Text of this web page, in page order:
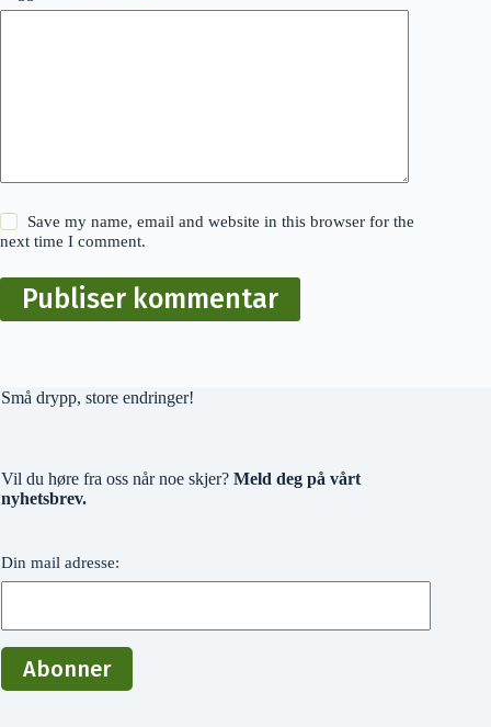
Save my name, email and website in this browser for the
next time I comment.
Publiser kommentar
Små drypp, store endringer!
Vil du høre fra oss når noe skjer? Meld deg på vårt
nyhetsbrev.
Din mail adresse: